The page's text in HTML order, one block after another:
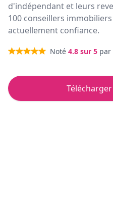
d'indépendant et leurs
100 conseillers
actuellement confiance.
Noté 4.8 sur 5 par